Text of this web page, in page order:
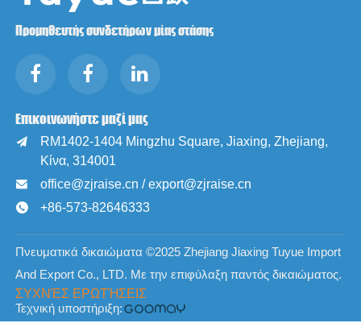
Προμηθευτής συνδετήρων μίας στάσης
Επικοινωνήστε μαζί μας

RM1402-1404 Mingzhu Square, Jiaxing, Zhejiang,
Κίνα, 314001
 office@zjraise.cn / export@zjraise.cn
 +86-573-82646333
Πνευματικά δικαιώματα ©2025 Zhejiang Jiaxing Tuyue Import
And Export Co., LTD. Με την επιφύλαξη παντός δικαιώματος.
ΣΥΧΝΈΣ ΕΡΩΤΉΣΕΙΣ
Τεχνική υποστήριξη: